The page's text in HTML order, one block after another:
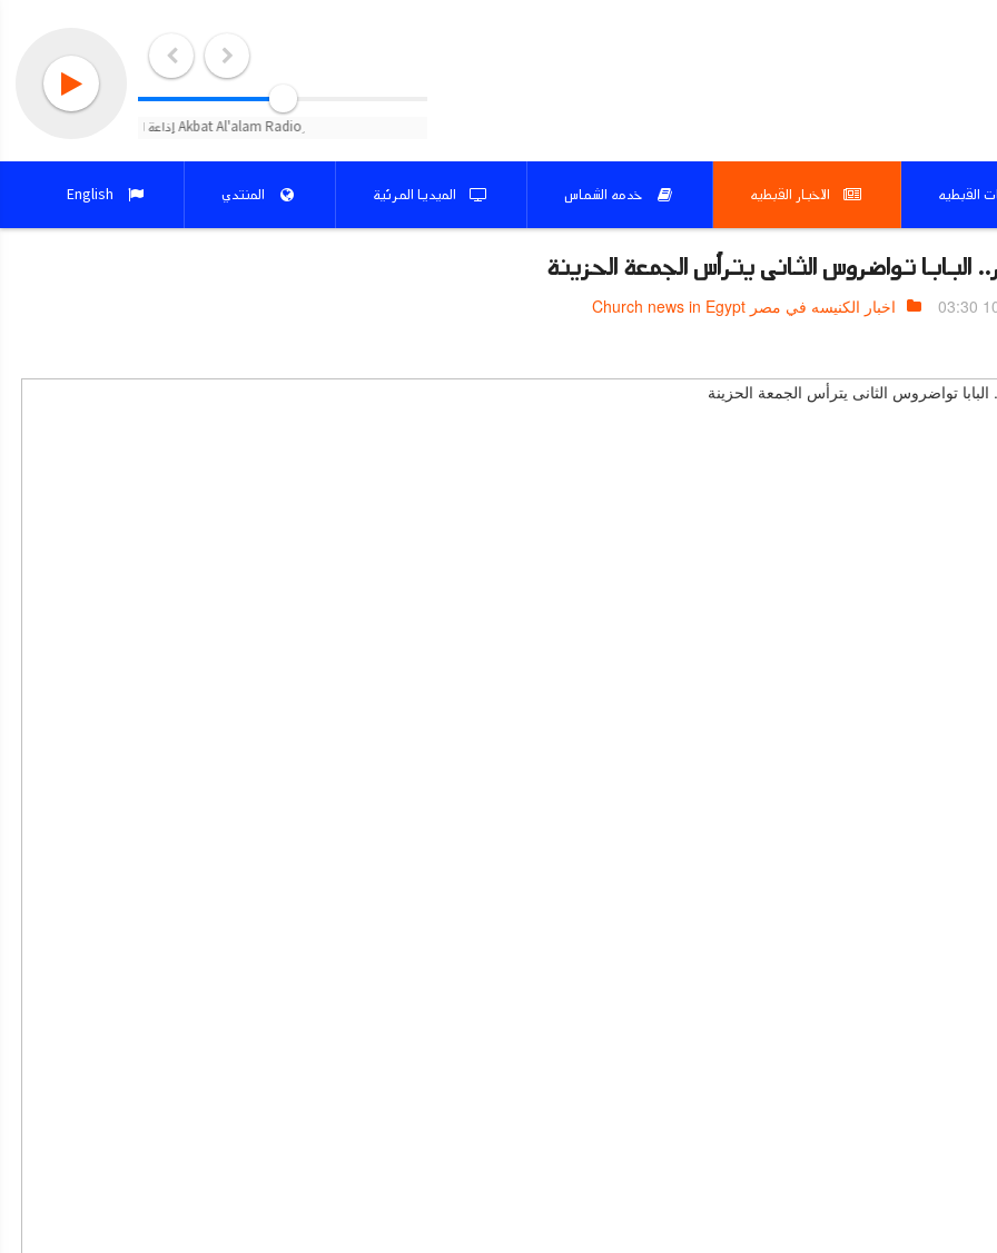
ِAkbat Al'alam Radio إذاعة اقباط العالم
القبطيه الاخبار القبطيه خدمه الشماس الميديا المرئية المنتدي English
البابا تواضروس الثانى يترأس الجمعة الحزينة
اخبار الكنيسه في مصر Church news in Egypt